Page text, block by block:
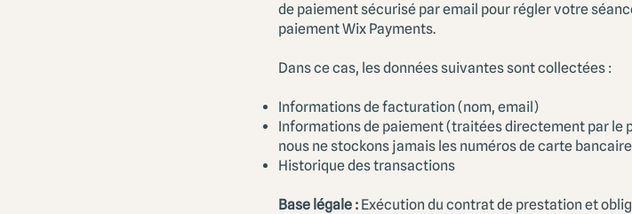
de paiement sécurisé par email pour régler votre
paiement Wix Payments.
Dans ce cas, les données suivantes sont collectées :
Informations de facturation (nom, email)
Informations de paiement (traitées directement par le
nous ne stockons jamais les numéros de carte
Historique des transactions
Base légale : Exécution du contrat de prestation et